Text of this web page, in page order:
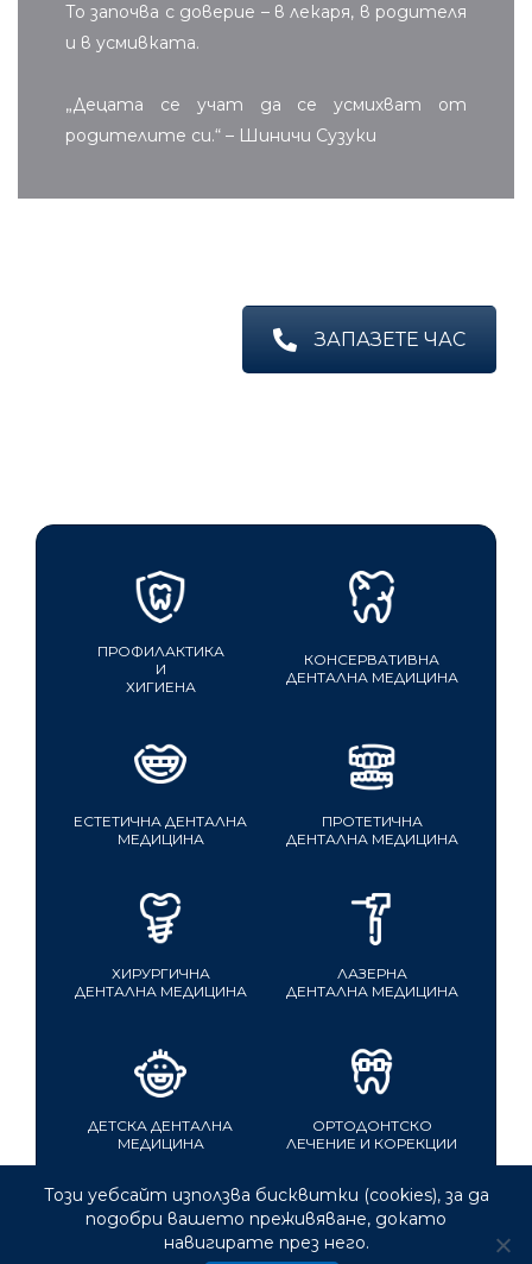
То започва с доверие – в лекаря, в родителя
и в усмивката.
„Децата се учат да се усмихват от
родителите си.“ – Шиничи Сузуки
ЗАПАЗЕТЕ ЧАС
ПРОФИЛАКТИКА
И
ХИГИЕНА
КОНСЕРВАТИВНА
ДЕНТАЛНА МЕДИЦИНА
ЕСТЕТИЧНА ДЕНТАЛНА
МЕДИЦИНА
ПРОТЕТИЧНА
ДЕНТАЛНА МЕДИЦИНА
ХИРУРГИЧНА
ДЕНТАЛНА МЕДИЦИНА
ЛАЗЕРНА
ДЕНТАЛНА МЕДИЦИНА
ДЕТСКА ДЕНТАЛНА
МЕДИЦИНА
ОРТОДОНТСКО
ЛЕЧЕНИЕ И КОРЕКЦИИ
Уеб дизайн и разработка:Digitalis
Този уебсайт използва бисквитки (cookies), за да
подобри вашето преживяване, докато
навигирате през него.